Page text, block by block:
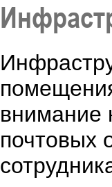
внимание
почтовых